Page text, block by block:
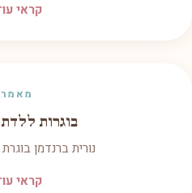
קראי
בוגרות
נורית ברנדמן
קראי